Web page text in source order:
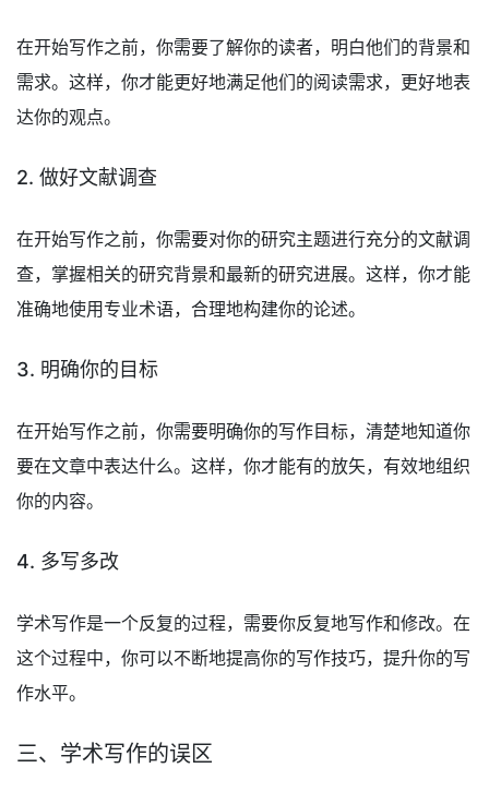
在开始写作之前，你需要了解你的读者，明白他们的背景和
需求。这样，你才能更好地满足他们的阅读需求，更好地表
达你的观点。
2. 做好文献调查
在开始写作之前，你需要对你的研究主题进行充分的文献调
查，掌握相关的研究背景和最新的研究进展。这样，你才能
准确地使用专业术语，合理地构建你的论述。
3. 明确你的目标
在开始写作之前，你需要明确你的写作目标，清楚地知道你
要在文章中表达什么。这样，你才能有的放矢，有效地组织
你的内容。
4. 多写多改
学术写作是一个反复的过程，需要你反复地写作和修改。在
这个过程中，你可以不断地提高你的写作技巧，提升你的写
作水平。
三、学术写作的误区